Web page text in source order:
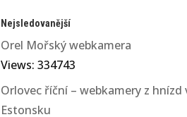
Nejsledovanější
Orel Mořský webkamera
Views: 334743
Orlovec říční – webkamery z hnízd
Estonsku